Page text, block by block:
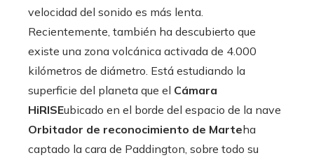
velocidad del sonido es más lenta.
Recientemente, también ha descubierto que
existe una zona volcánica activada de 4.000
kilómetros de diámetro. Está estudiando la
superficie del planeta que el Cámara
HiRISEubicado en el borde del espacio de la nave
Orbitador de reconocimiento de Marteha
captado la cara de Paddington, sobre todo su